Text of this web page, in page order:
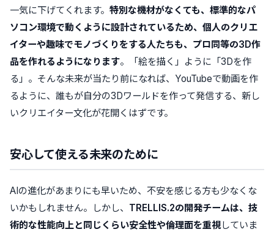
一気に下げてくれます。 特別な機材がなくても、標準的なパ
ソコン環境で動くように設計されているため、個人のクリエ
イターや趣味でモノづくりをする人たちも、プロ同等の3D作
品を作れるようになります。「絵を描く」ように「3Dを作
る」。そんな未来が当たり前になれば、YouTubeで動画を作
るように、誰もが自分の3Dワールドを作って発信する、新し
いクリエイター文化が花開くはずです。
安心して使える未来のために
AIの進化があまりにも早いため、不安を感じる方も少なくな
いかもしれません。しかし、 TRELLIS.2の開発チームは、技
術的な性能向上と同じくらい安全性や倫理面を重視していま